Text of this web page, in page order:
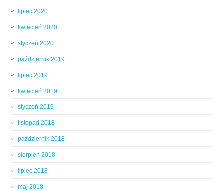
lipiec 2020
kwiecień 2020
styczeń 2020
październik 2019
lipiec 2019
kwiecień 2019
styczeń 2019
listopad 2018
październik 2018
sierpień 2018
lipiec 2018
maj 2018